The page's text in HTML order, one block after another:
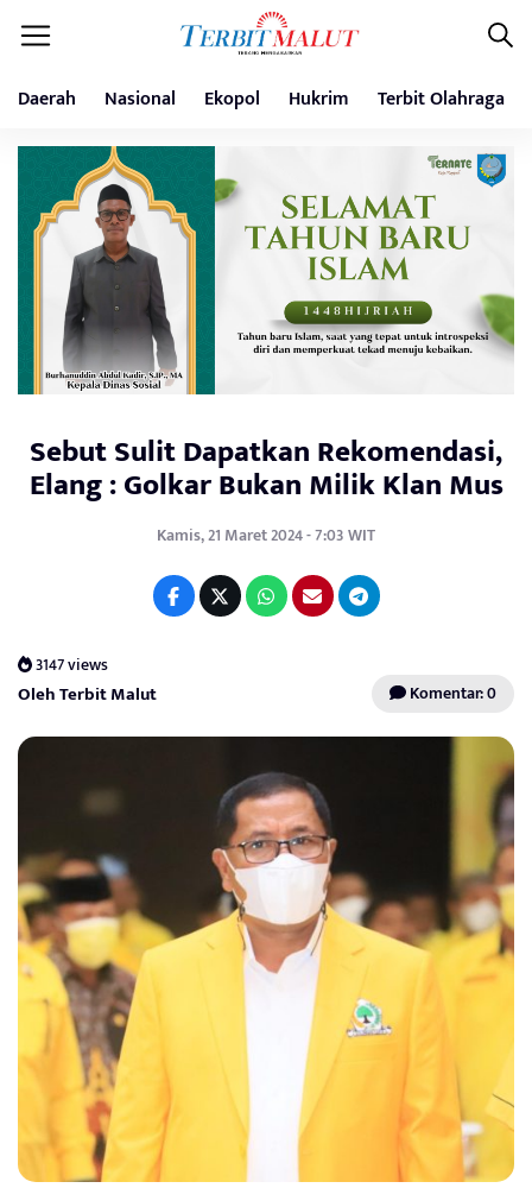
Daerah Nasional Ekopol Hukrim Terbit Olahraga
Sebut Sulit Dapatkan Rekomendasi,
Elang : Golkar Bukan Milik Klan Mus
Kamis, 21 Maret 2024 - 7:03 WIT
3147 views
Oleh Terbit Malut Komentar: 0